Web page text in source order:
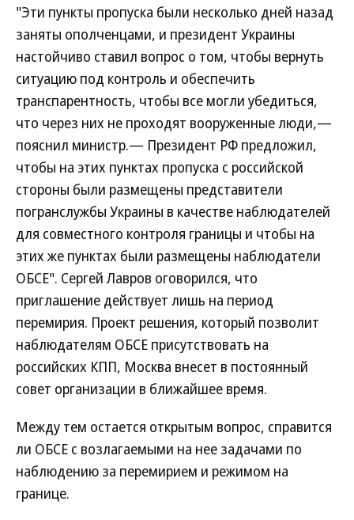
"Эти пункты пропуска были несколько дней назад
заняты ополченцами, и президент Украины
настойчиво ставил вопрос о том, чтобы вернуть
ситуацию под контроль и обеспечить
транспарентность, чтобы все могли убедиться,
что через них не проходят вооруженные люди,—
пояснил министр.— Президент РФ предложил,
чтобы на этих пунктах пропуска с российской
стороны были размещены представители
погранслужбы Украины в качестве наблюдателей
для совместного контроля границы и чтобы на
этих же пунктах были размещены наблюдатели
ОБСЕ". Сергей Лавров оговорился, что
приглашение действует лишь на период
перемирия. Проект решения, который позволит
наблюдателям ОБСЕ присутствовать на
российских КПП, Москва внесет в постоянный
совет организации в ближайшее время.
Между тем остается открытым вопрос, справится
ли ОБСЕ с возлагаемыми на нее задачами по
наблюдению за перемирием и режимом на
границе.